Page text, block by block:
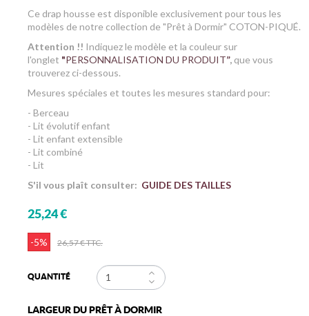
Ce drap housse est disponible exclusivement pour tous les
modèles de notre collection de "Prêt à Dormir" COTON-PIQUÉ.
Attention !! Indiquez le modèle et la couleur sur
l'onglet "PERSONNALISATION DU PRODUIT”, que vous
trouverez ci-dessous.
Mesures spéciales et toutes les mesures standard pour:
- Berceau
- Lit évolutif enfant
- Lit enfant extensible
- Lit combiné
- Lit
S'il vous plaît consulter: GUIDE DES TAILLES
25,24 €
-5% 26,57 €TTC.
QUANTITÉ
LARGEUR DU PRÊT À DORMIR